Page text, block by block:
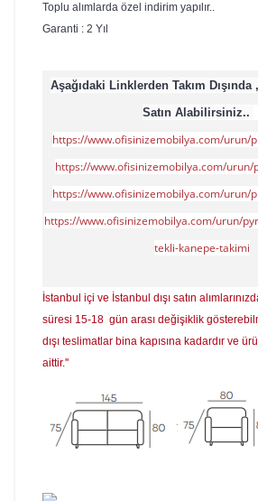
Top lu alımlarda özel indirim yapılır..
Garanti : 2 Yıl
Aşağıdaki Linklerden Takım Dışında
Satın Alabilirsiniz..
https://www.ofisinizemobilya.com/urun/
https://www.ofisinizemobilya.com/
https://www.ofisinizemobilya.com/urun/
https://www.ofisinizemobilya.com/urun/
tekli-kanepe-takimi
İstanbul içi ve İstanbul dışı satın
süresi 15-18 gün arası değişiklik
dışı teslimatlar bina kapısına kadardır ve
aittir.''